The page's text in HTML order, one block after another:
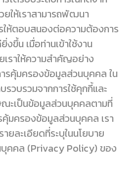
ยให้เราสามารถพัฒนา
ห้ตอบสนองต่อความต้องการ
ขึ้น เมื่อท่านเข้าใช้งาน
เราให้ความสำคัญอย่าง
รคุ้มครองข้อมูลส่วนบุคคล ใน
วบรวมจากการใช้คุกกี้และ
ะเป็นข้อมูลส่วนบุคคลตามที่
มครองข้อมูลส่วนบุคคล เรา
ยละเอียดที่ระบุในนโยบาย
คคล (Privacy Policy) ของ